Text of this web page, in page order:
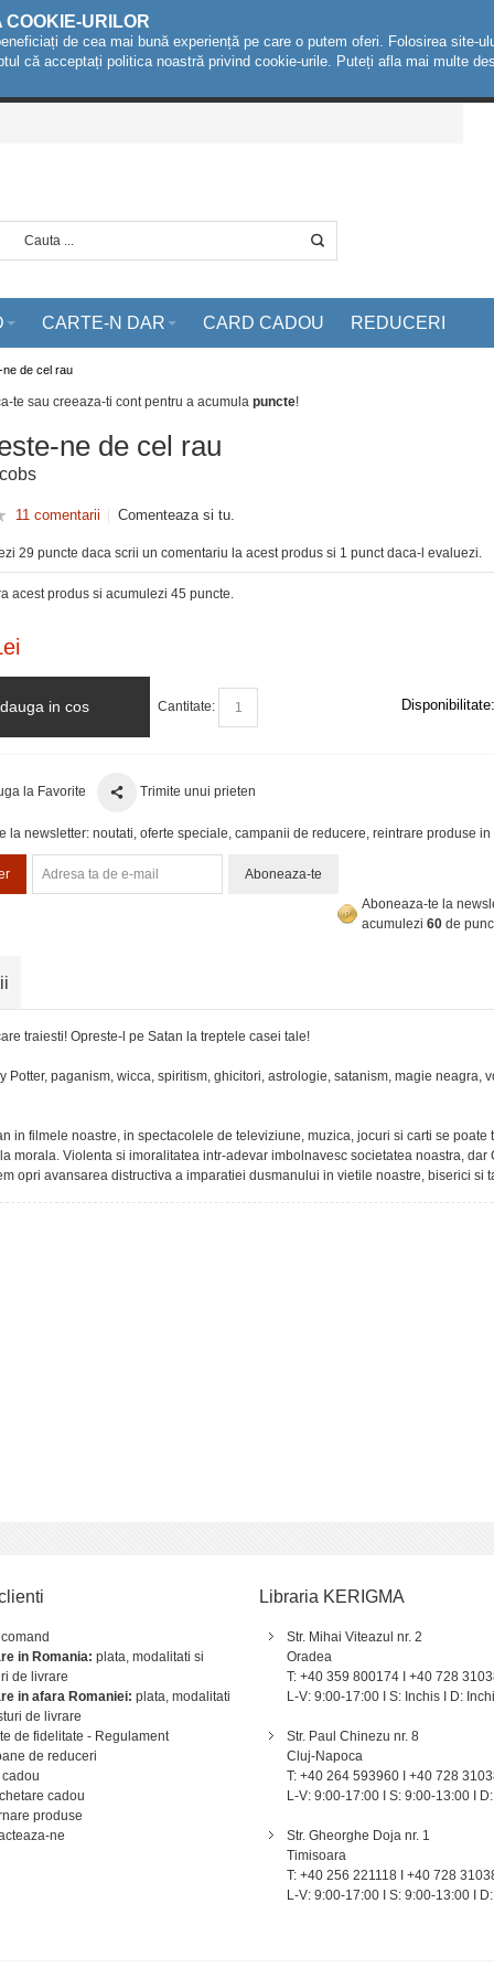
COOKIE-URILOR
de cea mai bună experiență pe care o putem oferi. Folosirea site-
că acceptați politica noastră privind cookie-urile. Puteți afla mai multe
CARTE-N DAR CARD CADOU REDUCERI
de cel rau
te sau creeaza-ti cont pentru a acumula puncte!
ne de cel rau
11 comentarii Comenteaza si tu.
29 puncte daca scrii un comentariu la acest produs si 1 punct daca-l evaluezi.
acest produs si acumulezi 45 puncte.
Cantitate:
in cos
la Favorite Trimite unui prieten
la newsletter: noutati, oferte speciale, campanii de reducere, reintrare produse in
Aboneaza-te
Aboneaza-te la
acumulezi 60de
traiesti! Opreste-l pe Satan la treptele casei tale!
paganism, wicca, spiritism, ghicitori, astrologie, satanism, magie neagra,
in filmele noastre, in spectacolele de televiziune, muzica, jocuri si carti se poate
morala. Violenta si imoralitatea intr-adevar imbolnavesc societatea noastra, dar
opri avansarea distructiva a imparatiei dusmanului in vietile noastre, biserici si
in Romania: plata, modalitati si
de livrare
in afara Romaniei: plata, modalitati
de livrare
de fidelitate - Regulament
de reduceri
cadou
produse
ne
Libraria KERIGMA
Str. Mihai Viteazul nr. 2
Oradea
T: +40 359 800174 I +40 728
L-V: 9:00-17:00 I S: Inchis I D:
Str. Paul Chinezu nr. 8
Cluj-Napoca
T: +40 264 593960 I +40 728
L-V: 9:00-17:00 I S: 9:00-13:00 I
Str. Gheorghe Doja nr. 1
Timisoara
T: +40 256 221118 I +40 728
L-V: 9:00-17:00 I S: 9:00-13:00 I